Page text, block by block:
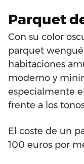
Parquet
Con su color
parquet
habitaciones
moderno y
especialmente
frente a los
El coste de un
100 euros por